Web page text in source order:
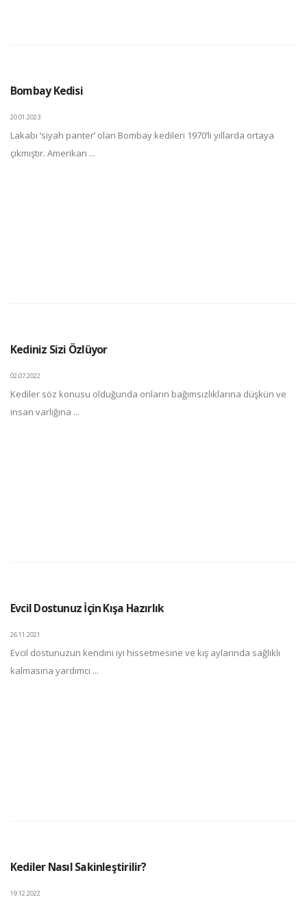
Bombay Kedisi
20.01.2023
Lakabı ‘siyah panter’ olan Bombay kedileri 1970’li yıllarda ortaya
çıkmıştır. Amerikan ...
Kediniz Sizi Özlüyor
02.07.2022
Kediler söz konusu olduğunda onların bağımsızlıklarına düşkün ve
insan varlığına ...
Evcil Dostunuz İçin Kışa Hazırlık
26.11.2021
Evcil dostunuzun kendini iyi hissetmesine ve kış aylarında sağlıklı
kalmasına yardımcı ...
Kediler Nasıl Sakinleştirilir?
19.12.2022